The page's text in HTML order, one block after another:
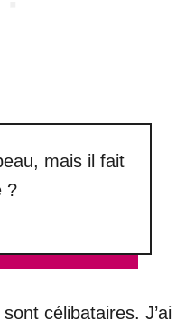
mais il fait
?
célibataires. J’ai